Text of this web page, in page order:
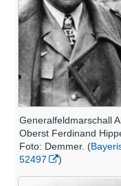
Generalfeldmarschall
Oberst Ferdinand
Foto: Demmer. (
52497
)